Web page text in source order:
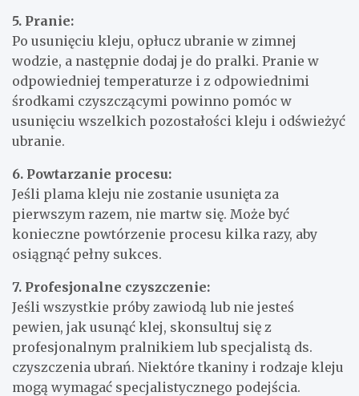
5. Pranie:
Po usunięciu kleju, opłucz ubranie w zimnej
wodzie, a następnie dodaj je do pralki. Pranie w
odpowiedniej temperaturze i z odpowiednimi
środkami czyszczącymi powinno pomóc w
usunięciu wszelkich pozostałości kleju i odświeżyć
ubranie.
6. Powtarzanie procesu:
Jeśli plama kleju nie zostanie usunięta za
pierwszym razem, nie martw się. Może być
konieczne powtórzenie procesu kilka razy, aby
osiągnąć pełny sukces.
7. Profesjonalne czyszczenie:
Jeśli wszystkie próby zawiodą lub nie jesteś
pewien, jak usunąć klej, skonsultuj się z
profesjonalnym pralnikiem lub specjalistą ds.
czyszczenia ubrań. Niektóre tkaniny i rodzaje kleju
mogą wymagać specjalistycznego podejścia.